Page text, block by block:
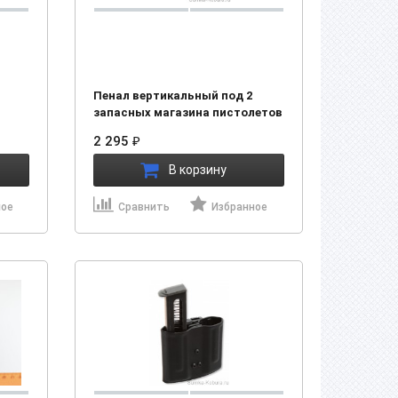
Пенал вертикальный под 2
запасных магазина пистолетов
(43136005)
2 295₽
В корзину
Сравнить Избранное